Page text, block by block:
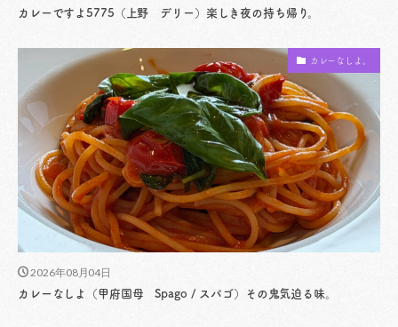
カレーですよ5775（上野 デリー）楽しき夜の持ち帰り。
カレーなしよ。
2026年08月04日
カレーなしよ（甲府国母 Spago / スパゴ）その鬼気迫る味。